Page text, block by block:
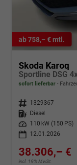
ab 758,– € mtl.
Skoda Karoq
sofort lieferbar
Fahrzeugnr. 1329367
Kraftstoff
Diesel
Leistung
110 kW (150 PS)
12.01.2026
38.306,– €
incl. 19% MwSt.